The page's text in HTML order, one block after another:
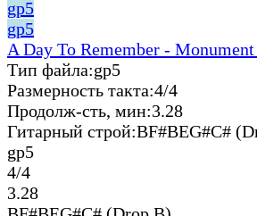
gp5
gp5
A Day To Remember -
Тип файла:gp5
Размерность такта:4/4
Продолж-сть, мин:3.28
Гитарный строй:BF#BEG#C#
gp5
4/4
3.28